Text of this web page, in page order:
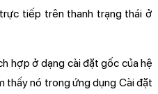
tiếp trên thanh trạng thái ở
hợp ở dạng cài đặt gốc của hệ
thấy nó trong ứng dụng Cài đặt